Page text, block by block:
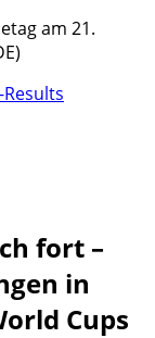
am 21.
fort –
in
Cups